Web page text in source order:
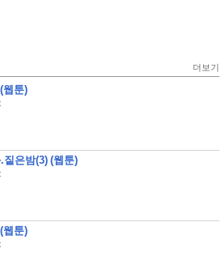
더보기
웹툰)
짙은밤(3) (웹툰)
웹툰)